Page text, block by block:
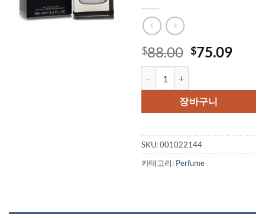
$88.00 원
격:
$88.00.
$75.09현
격:
장바구니
SKU:001022144
카테고리: Perfume